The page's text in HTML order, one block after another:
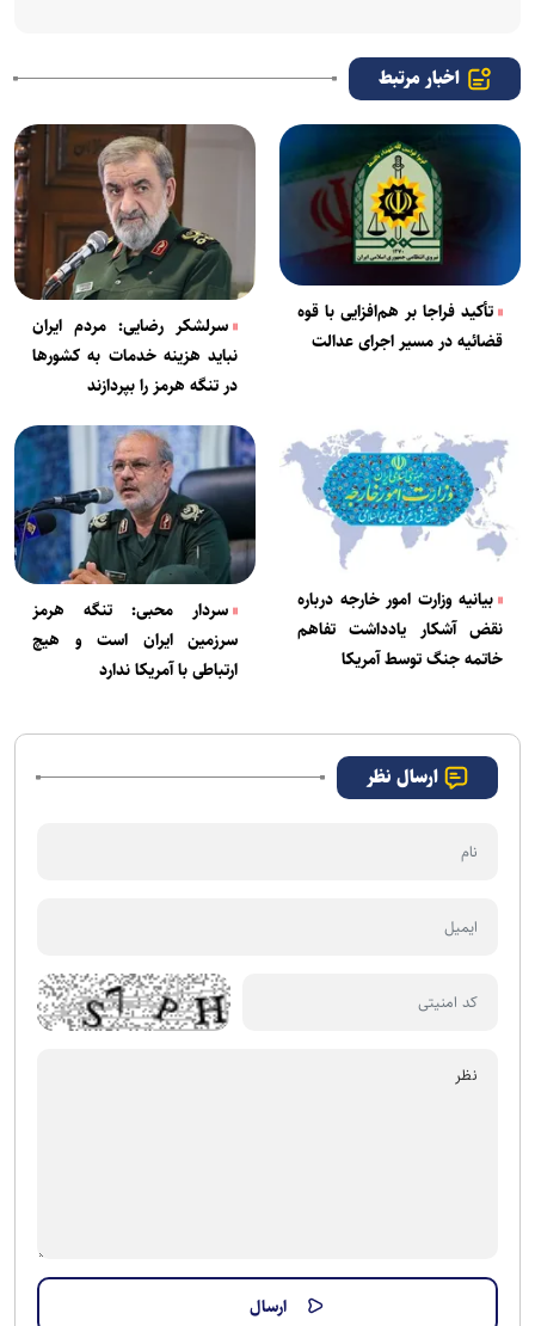
اخبار مرتبط
تأکید فراجا بر هم‌افزایی با قوه
قضائیه در مسیر اجرای عدالت
سرلشکر رضایی: مردم ایران
نباید هزینه خدمات به کشورها
در تنگه هرمز را بپردازند
بیانیه وزارت امور خارجه درباره
نقض آشکار یادداشت تفاهم
خاتمه جنگ توسط آمریکا
سردار محبی: تنگه هرمز
سرزمین ایران است و هیچ
ارتباطی با آمریکا ندارد
ارسال نظر